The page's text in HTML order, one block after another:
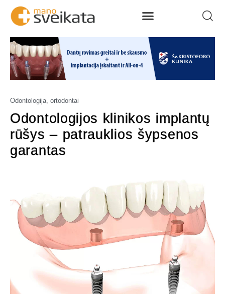
Odontologija, ortodontai
Odontologijos klinikos implantų
rūšys – patrauklios šypsenos
garantas